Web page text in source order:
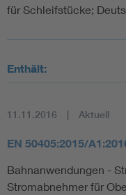
für Schleifstücke;
Enthält:
11.11.2016 Aktuell
EN 50405:2015/
Bahnanwendungen -
Stromabnehmer für